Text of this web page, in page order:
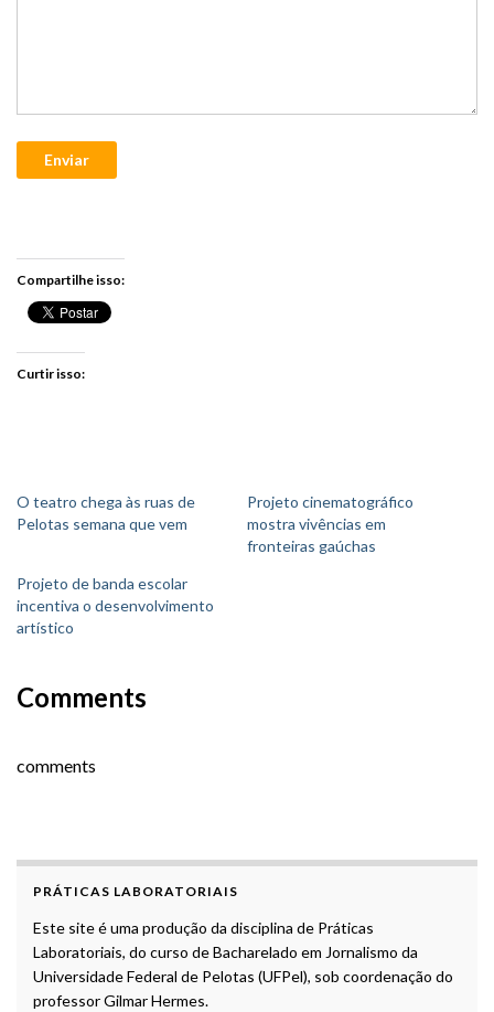
Enviar
Compartilhe isso:
Curtir isso:
O teatro chega às ruas de
Pelotas semana que vem
Projeto cinematográfico
mostra vivências em
fronteiras gaúchas
Projeto de banda escolar
incentiva o desenvolvimento
artístico
Comments
comments
PRÁTICAS LABORATORIAIS
Este site é uma produção da disciplina de Práticas
Laboratoriais, do curso de Bacharelado em Jornalismo da
Universidade Federal de Pelotas (UFPel), sob coordenação do
professor Gilmar Hermes.